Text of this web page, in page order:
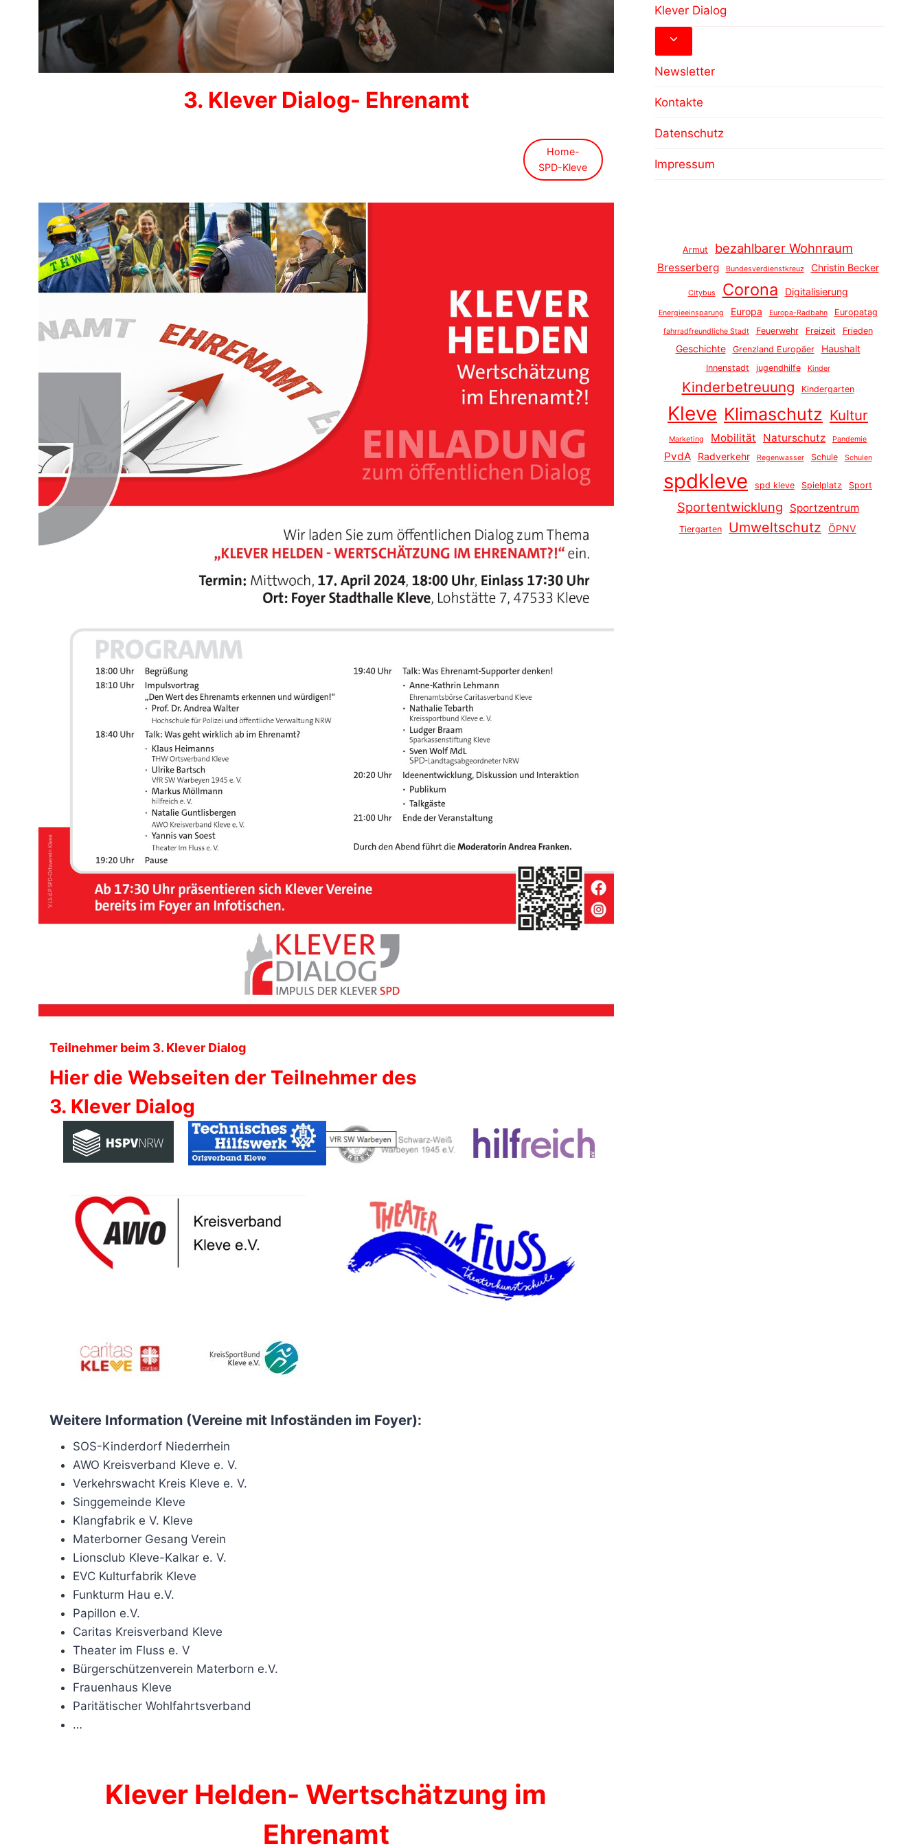
3. Klever Dialog- Ehrenamt
Home-
SPD-Kleve
Teilnehmer beim 3. Klever Dialog
Hier die Webseiten der Teilnehmer des
3. Klever Dialog
Weitere Information (Vereine mit Infoständen im Foyer):
SOS-Kinderdorf Niederrhein
AWO Kreisverband Kleve e. V.
Verkehrswacht Kreis Kleve e. V.
Singgemeinde Kleve
Klangfabrik e V. Kleve
Materborner Gesang Verein
Lionsclub Kleve-Kalkar e. V.
EVC Kulturfabrik Kleve
Funkturm Hau e.V.
Papillon e.V.
Caritas Kreisverband Kleve
Theater im Fluss e. V
Bürgerschützenverein Materborn e.V.
Frauenhaus Kleve
Paritätischer Wohlfahrtsverband
…
Klever Helden- Wertschätzung im
Ehrenamt
Klever Dialog
Untermenü
umschalten
Newsletter
Kontakte
Datenschutz
Impressum
Armut bezahlbarer Wohnraum
Bresserberg Bundesverdienstkreuz Christin Becker
Citybus Corona Digitalisierung
Energieeinsparung Europa Europa-Radbahn Europatag
fahrradfreundliche Stadt Feuerwehr Freizeit Frieden
Geschichte Grenzland Europäer Haushalt
Innenstadt jugendhilfe Kinder
Kinderbetreuung Kindergarten
Kleve Klimaschutz Kultur
Marketing Mobilität Naturschutz Pandemie
PvdA Radverkehr Regenwasser Schule Schulen
spdkleve spd kleve Spielplatz Sport
Sportentwicklung Sportzentrum
Tiergarten Umweltschutz ÖPNV